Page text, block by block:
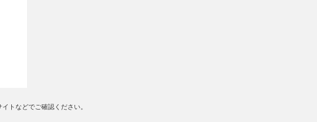
トなどでご確認ください。